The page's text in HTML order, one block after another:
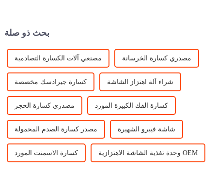
بحث ذو صلة
مصنعي آلات الكسارة التصادمية مصدري كسارة الخرسانة
كسارة جيرادسك مخصصة شراء آلة اهتزاز الشاشة
مصدري كسارة الحجر كسارة الفك الكبيرة المورد
مصدر كسارة الصدم المحمولة شاشة فيبرو الشهيرة
كسارة الاسمنت المورد وحدة تغذية الشاشة الاهتزازية OEM